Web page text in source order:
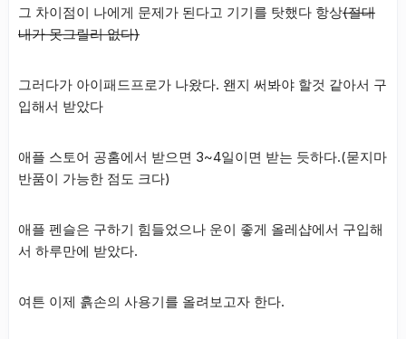
그 차이점이 나에게 문제가 된다고 기기를 탓했다 항상(절대
내가 못그릴리 없다)
그러다가 아이패드프로가 나왔다. 왠지 써봐야 할것 같아서 구
입해서 받았다
애플 스토어 공홈에서 받으면 3~4일이면 받는 듯하다.(묻지마
반품이 가능한 점도 크다)
애플 펜슬은 구하기 힘들었으나 운이 좋게 올레샵에서 구입해
서 하루만에 받았다.
여튼 이제 흙손의 사용기를 올려보고자 한다.